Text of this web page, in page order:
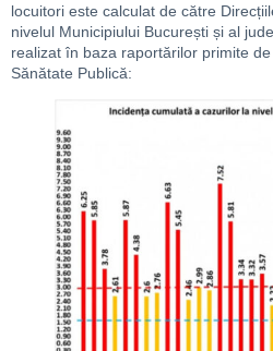
locuitori este calculat de către
nivelul Municipiului București și al
realizat în baza raportărilor primite
Sănătate Publică: